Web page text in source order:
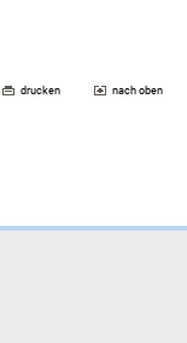
drucken nach oben